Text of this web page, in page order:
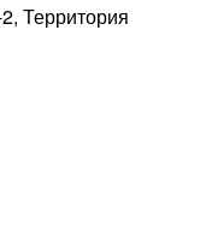
Территория